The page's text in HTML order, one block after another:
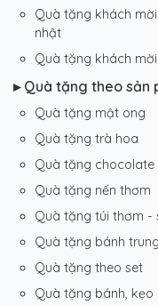
Quà tặng khách
nhật
Quà tặng khách
▸ Quà tặng theo sản
Quà tặng mật ong
Quà tặng trà hoa
Quà tặng chocolate
Quà tặng nến thơm
Quà tặng túi thơm -
Quà tặng bánh
Quà tặng theo set
Quà tặng bánh, kẹo